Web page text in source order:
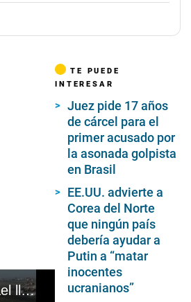
Ejército de Israel llega a Yenín
TE PUEDE
INTERESAR
Juez pide 17 años
de cárcel para el
primer acusado por
la asonada golpista
en Brasil
EE.UU. advierte a
Corea del Norte
que ningún país
debería ayudar a
Putin a “matar
inocentes
ucranianos”